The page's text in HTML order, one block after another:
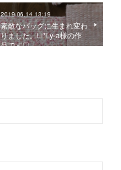
2019.06.14 13:19
素敵なバッグに生まれ変わ
りました。Li*Ly-a様の作
品です♡